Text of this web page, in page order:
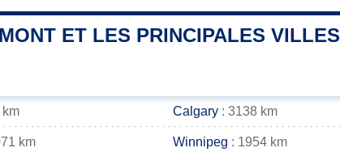
ET LES PRINCIPALES
km Calgary : 3138 km
km Winnipeg : 1954 km